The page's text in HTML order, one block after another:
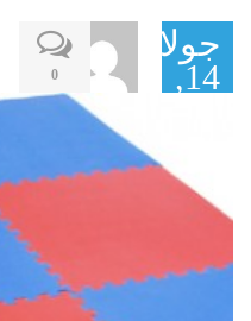
جولای
14,
0